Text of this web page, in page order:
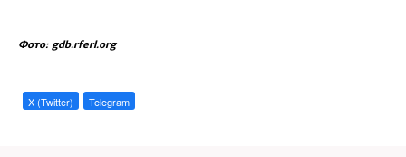
Фото: gdb.rferl.org
X (Twitter) Telegram